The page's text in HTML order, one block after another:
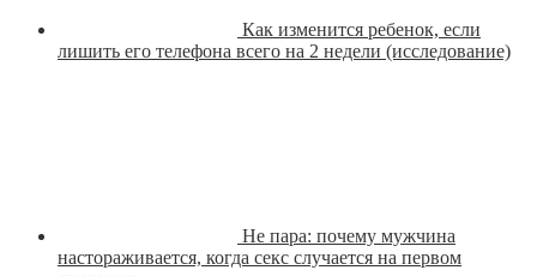
Как изменится ребенок, если
лишить его телефона всего на 2 недели (исследование)
Не пара: почему мужчина
настораживается, когда секс случается на первом